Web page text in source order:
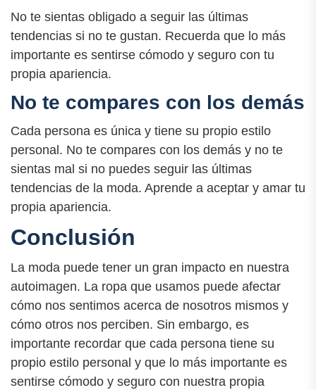
No te sientas obligado a seguir las últimas
tendencias si no te gustan. Recuerda que lo más
importante es sentirse cómodo y seguro con tu
propia apariencia.
No te compares con los demás
Cada persona es única y tiene su propio estilo
personal. No te compares con los demás y no te
sientas mal si no puedes seguir las últimas
tendencias de la moda. Aprende a aceptar y amar tu
propia apariencia.
Conclusión
La moda puede tener un gran impacto en nuestra
autoimagen. La ropa que usamos puede afectar
cómo nos sentimos acerca de nosotros mismos y
cómo otros nos perciben. Sin embargo, es
importante recordar que cada persona tiene su
propio estilo personal y que lo más importante es
sentirse cómodo y seguro con nuestra propia